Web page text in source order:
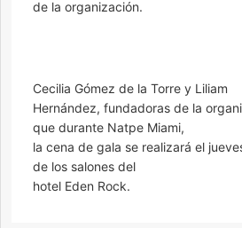
de la organización.
Cecilia Gómez de la Torre y Liliam
Hernández, fundadoras de la
que durante Natpe Miami,
la cena de gala se realizará el
de los salones del
hotel Eden Rock.